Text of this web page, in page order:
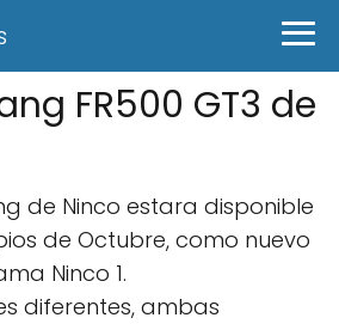
FR500 GT3 de
de Ninco estara disponible
de Octubre, como nuevo
Ninco 1.
diferentes, ambas